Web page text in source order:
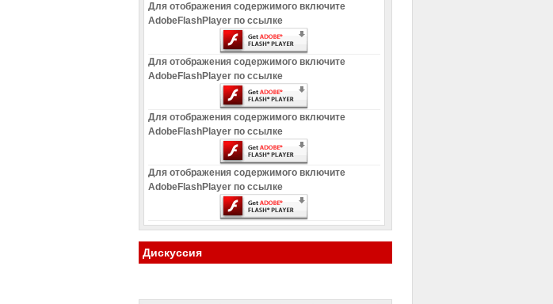
Для отображения содержимого включите
AdobeFlashPlayer по ссылке
Для отображения содержимого включите
AdobeFlashPlayer по ссылке
Для отображения содержимого включите
AdobeFlashPlayer по ссылке
Для отображения содержимого включите
AdobeFlashPlayer по ссылке
Дискуссия